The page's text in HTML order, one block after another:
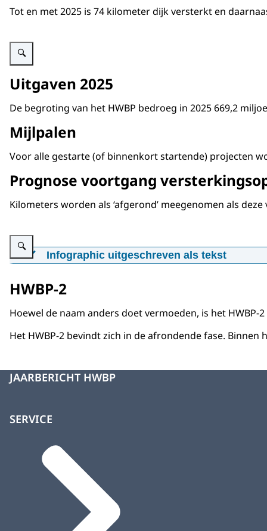
Nog te programmeren: 580 km
Peildatum: 31-12-2025
Uitgaven: 3,5 miljard
Aangegane verplichtingen: 1,9 miljard
Restant budget tot 2050 (prijspeil 2025): 12,7
Totaal: 18,1 miljard
Programmaraming HWBP in
Uitgaven: 3,5 miljard
Nog te toetsen: 8,3 miljard
Totaal: 22,1 miljard
Tot en met 2025 is 74 kilometer dijk versterkt en
Vergroot afbeelding Overzicht van opgeleverde dijkkilometers t/m 2025:
Uitgaven 2025
De begroting van het HWBP bedroeg in 2025 669,2
Mijlpalen
Voor alle gestarte (of binnenkort startende) projecten
Prognose voortgang
Kilometers worden als ‘afgerond’ meegenomen als
Vergroot afbeelding Lijngrafiek met de ontwikkeling van het aantal
Infographic uitgeschreven als tekst
De grafiek toont de ontwikkeling van het aantal
Op de horizontale as staan de jaren van de start
Op de verticale as staat het aantal kilometers,
Rond 2014: circa 1.800 kilometer.
2025: ruim 2.000 kilometer.
2030: circa 2.300 kilometer.
2035: circa 2.700 à 2.800 kilometer.
HWBP-2
Hoewel de naam anders doet vermoeden, is het
Het HWBP-2 bevindt zich in de afrondende fase.
JAARBERICHT HWBP
SERVICE